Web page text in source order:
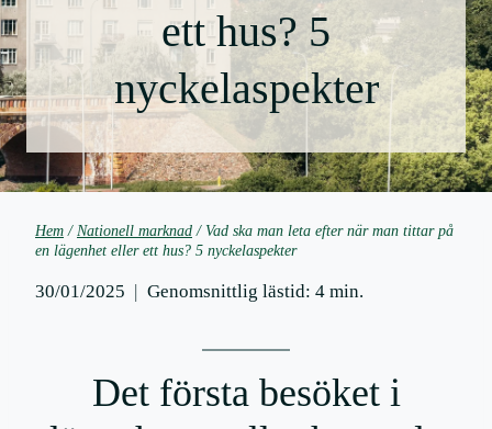
ett hus? 5
nyckelaspekter
Hem / Nationell marknad / Vad ska man leta efter när man tittar på
en lägenhet eller ett hus? 5 nyckelaspekter
30/01/2025 Genomsnittlig lästid: 4 min.
Det första besöket i